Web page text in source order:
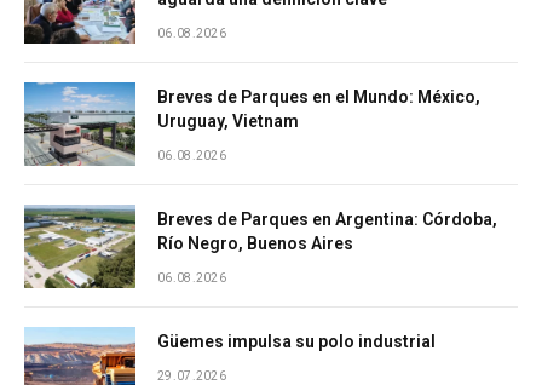
06.08.2026
Breves de Parques en el Mundo: México,
Uruguay, Vietnam
06.08.2026
Breves de Parques en Argentina: Córdoba,
Río Negro, Buenos Aires
06.08.2026
Güemes impulsa su polo industrial
29.07.2026